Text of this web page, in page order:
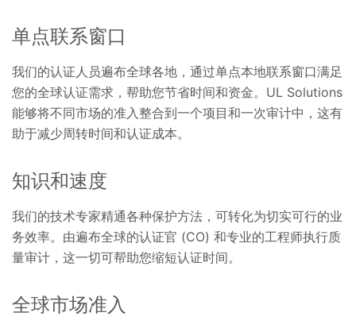
单点联系窗口
我们的认证人员遍布全球各地，通过单点本地联系窗口满足
您的全球认证需求，帮助您节省时间和资金。UL Solutions
能够将不同市场的准入整合到一个项目和一次审计中，这有
助于减少周转时间和认证成本。
知识和速度
我们的技术专家精通各种保护方法，可转化为切实可行的业
务效率。由遍布全球的认证官 (CO) 和专业的工程师执行质
量审计，这一切可帮助您缩短认证时间。
全球市场准入